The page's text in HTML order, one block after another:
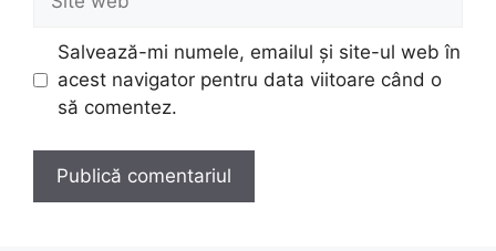
web
Salvează-mi numele, emailul și site-ul web în
acest navigator pentru data viitoare când o
să comentez.